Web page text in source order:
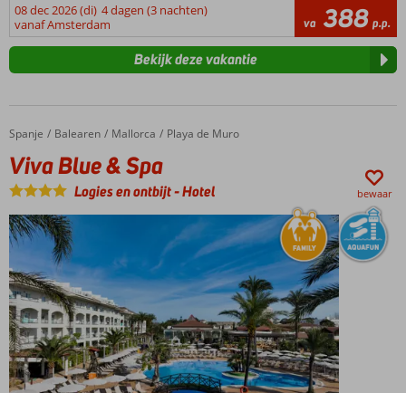
08 dec 2026 (di) 4 dagen (3 nachten)
vanaf Amsterdam
va 388 p.p.
Bekijk deze vakantie
Home
Spanje Balearen Mallorca Playa de Muro
Viva Blue & Spa
Viva Blue & Spa
Logies en ontbijt-Hotel bewaar